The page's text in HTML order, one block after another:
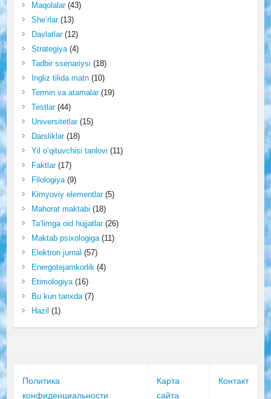
Maqolalar(43)
She’rlar(13)
Davlatlar(12)
Strategiya(4)
Tadbir ssenariysi (18)
Ingliz tilida matn(10)
Termin va atamalar(19)
Testlar(44)
Universitetlar(15)
Darsliklar(18)
Yil o‘qituvchisi tanlovi (11)
Faktlar(17)
Filologiya(9)
Kimyoviy elementlar(5)
Mahorat maktabi (18)
Ta’limga oid hujjatlar(26)
Maktab psixologiga(11)
Elektron jurnal (57)
Energotejamkorlik(4)
Etimologiya(16)
Bu kun tarixda(7)
Hazil (1)
Политика
конфиденциальности
Карта
сайта
Контакт